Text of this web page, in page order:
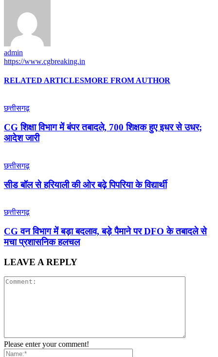
admin
https://www.cgbreaking.in
RELATED ARTICLESMORE FROM AUTHOR
छत्तीसगढ़
CG शिक्षा विभाग में बंपर तबादले, 700 शिक्षक हुए इधर से उधर;
आदेश जारी
छत्तीसगढ़
सीड बॉल से हरियाली की ओर बढ़े पिपरिया के विद्यार्थी
छत्तीसगढ़
CG वन विभाग में बड़ा बदलाव, बड़े पैमाने पर DFO के तबादले से
मचा प्रशासनिक हलचल
LEAVE A REPLY
Please enter your comment!